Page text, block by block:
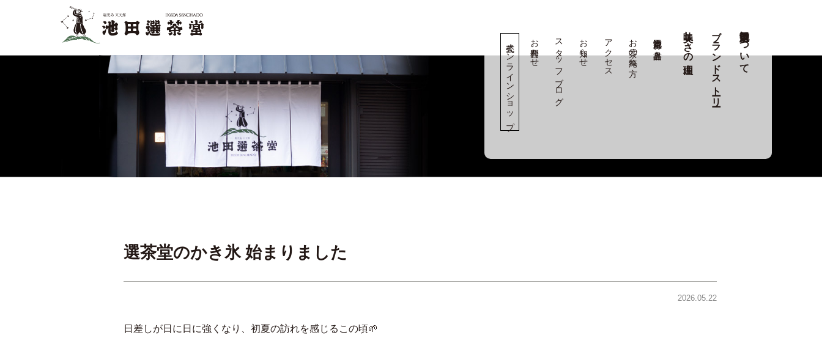
池田選茶堂について
ブランドストーリー
美味しさの理由
池田選茶堂 お品書き
お茶の淹れ方
アクセス
お知らせ
スタッフブログ
お問合わせ
公式オンラインショップ
選茶堂のかき氷 始まりました
2026.05.22
日差しが日に日に強くなり、初夏の訪れを感じるこの頃🌱